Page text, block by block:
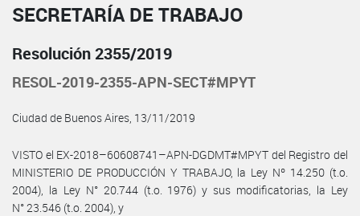
SECRETARÍA DE TRABAJO
Resolución 2355/2019
RESOL-2019-2355-APN-SECT#MPYT
Ciudad de Buenos Aires, 13/11/2019
VISTO el EX-2018–60608741–APN-DGDMT#MPYT del Registro del
MINISTERIO DE PRODUCCIÓN Y TRABAJO, la Ley Nº 14.250 (t.o.
2004), la Ley N° 20.744 (t.o. 1976) y sus modificatorias, la Ley
N° 23.546 (t.o. 2004), y